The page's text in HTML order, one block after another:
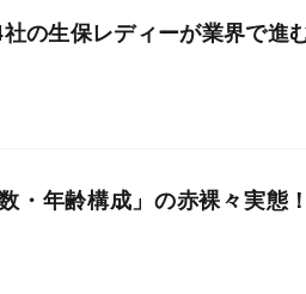
の生保レディーが業界で進
・年齢構成」の赤裸々実態